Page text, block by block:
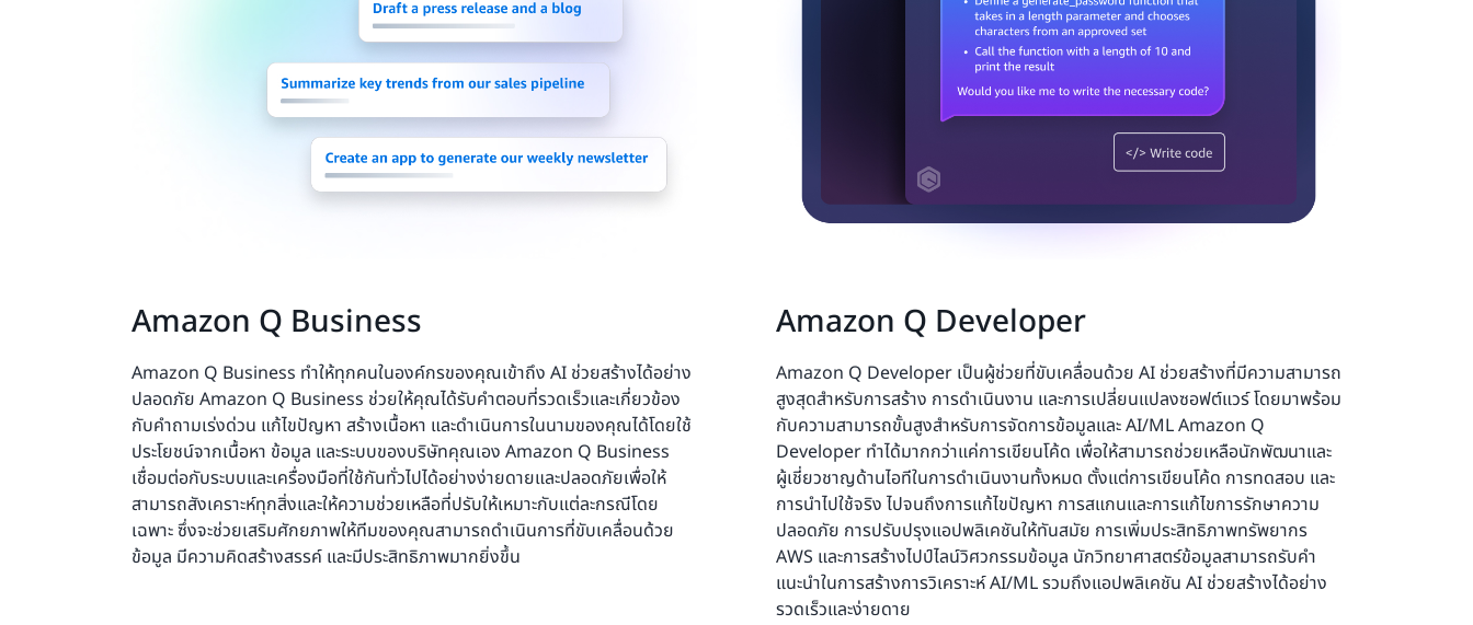
Amazon Q Business
Amazon Q Business ทำให้ทุกคนในองค์กรของคุณเข้าถึง AI ช่วยสร้างได้อย่าง
ปลอดภัย Amazon Q Business ช่วยให้คุณได้รับคำตอบที่รวดเร็วและเกี่ยวข้อง
กับคำถามเร่งด่วน แก้ไขปัญหา สร้างเนื้อหา และดำเนินการในนามของคุณได้โดยใช้
ประโยชน์จากเนื้อหา ข้อมูล และระบบของบริษัทคุณเอง Amazon Q Business
เชื่อมต่อกับระบบและเครื่องมือที่ใช้กันทั่วไปได้อย่างง่ายดายและปลอดภัยเพื่อให้
สามารถสังเคราะห์ทุกสิ่งและให้ความช่วยเหลือที่ปรับให้เหมาะกับแต่ละกรณีโดย
เฉพาะ ซึ่งจะช่วยเสริมศักยภาพให้ทีมของคุณสามารถดำเนินการที่ขับเคลื่อนด้วย
ข้อมูล มีความคิดสร้างสรรค์ และมีประสิทธิภาพมากยิ่งขึ้น
Amazon Q Developer
Amazon Q Developer เป็นผู้ช่วยที่ขับเคลื่อนด้วย AI ช่วยสร้างที่มีความสามารถ
สูงสุดสำหรับการสร้าง การดำเนินงาน และการเปลี่ยนแปลงซอฟต์แวร์ โดยมาพร้อม
กับความสามารถขั้นสูงสำหรับการจัดการข้อมูลและ AI/ML Amazon Q
Developer ทำได้มากกว่าแค่การเขียนโค้ด เพื่อให้สามารถช่วยเหลือนักพัฒนาและ
ผู้เชี่ยวชาญด้านไอทีในการดำเนินงานทั้งหมด ตั้งแต่การเขียนโค้ด การทดสอบ และ
การนำไปใช้จริง ไปจนถึงการแก้ไขปัญหา การสแกนและการแก้ไขการรักษาความ
ปลอดภัย การปรับปรุงแอปพลิเคชันให้ทันสมัย การเพิ่มประสิทธิภาพทรัพยากร
AWS และการสร้างไปป์ไลน์วิศวกรรมข้อมูล นักวิทยาศาสตร์ข้อมูลสามารถรับคำ
แนะนำในการสร้างการวิเคราะห์ AI/ML รวมถึงแอปพลิเคชัน AI ช่วยสร้างได้อย่าง
รวดเร็วและง่ายดาย